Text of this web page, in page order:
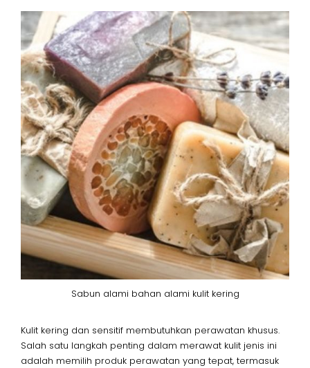
Sabun alami bahan alami kulit kering
Kulit kering dan sensitif membutuhkan perawatan khusus.
Salah satu langkah penting dalam merawat kulit jenis ini
adalah memilih produk perawatan yang tepat, termasuk